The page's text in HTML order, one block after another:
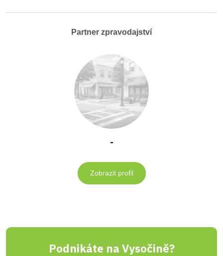
Partner zpravodajství
-
Zobrazit profil
Podnikáte na Vysočině?